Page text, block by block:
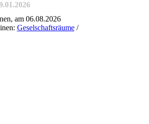
am 06.08.2026
Geselschaftsräume/